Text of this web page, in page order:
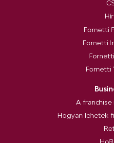
Fornetti
Fornetti
Fornetti
A franchise
Hogyan lehetek